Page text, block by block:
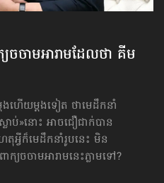
ចចាមអារាម​ដែលថា គីម
ងហើយម្ដងទៀត ថាមេដឹកនាំ
ប់»នោះ អាចជឿជាក់បាន
អ្វីក៏មេដឹកនាំរូបនេះ មិន
ក្យចចាមអារាមនេះភ្លាមទៅ?